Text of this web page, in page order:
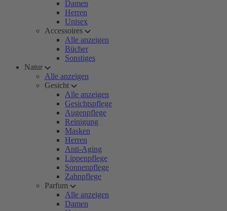
Damen
Herren
Unisex
Accessoires
Alle anzeigen
Bücher
Sonstiges
Natur
Alle anzeigen
Gesicht
Alle anzeigen
Gesichtspflege
Augenpflege
Reinigung
Masken
Herren
Anti-Aging
Lippenpflege
Sonnenpflege
Zahnpflege
Parfum
Alle anzeigen
Damen